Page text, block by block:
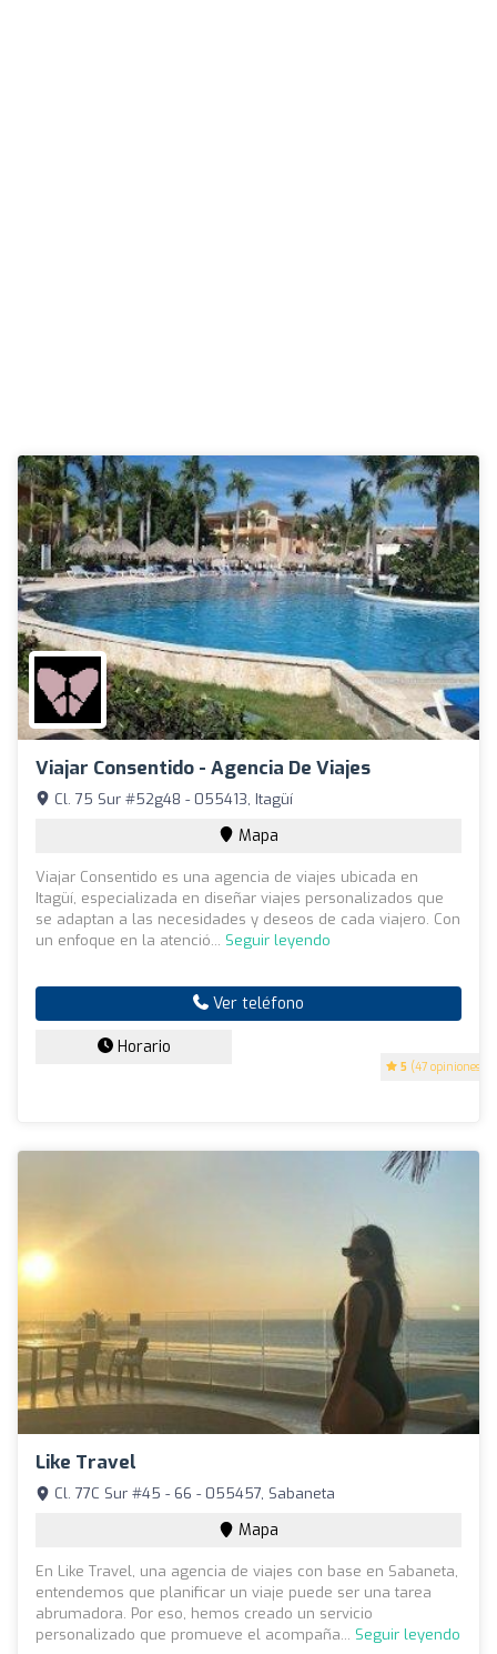
Viajar Consentido - Agencia De Viajes
5 (47 opiniones)
Cl. 75 Sur #52g48 - 055413, Itagüí
Mapa
Viajar Consentido es una agencia de viajes ubicada en
Itagüí, especializada en diseñar viajes personalizados que
se adaptan a las necesidades y deseos de cada viajero. Con
un enfoque en la atenció... Seguir leyendo
Ver teléfono
Horario
Like Travel
Cl. 77C Sur #45 - 66 - 055457, Sabaneta
Mapa
En Like Travel, una agencia de viajes con base en Sabaneta,
entendemos que planificar un viaje puede ser una tarea
abrumadora. Por eso, hemos creado un servicio
personalizado que promueve el acompaña... Seguir leyendo